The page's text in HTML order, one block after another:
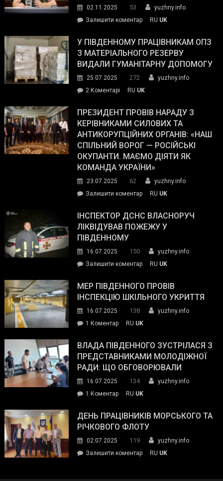
02.11.2025 53
yuzhny.info
Залишити коментарon
завойовує
симпатії
виборців
The
Street
Journal.
RU UK
У ПІВДЕННОМУ ПРАЦІВНИКАМ ОПЗ
З МАТЕРІАЛЬНОГО РЕЗЕРВУ
ВИДАЛИ ГУМАНІТАРНУ ДОПОМОГУ
25.07.2025 272
yuzhny.info
2 Коментарі
Південному
працівникам
ОПЗ
з
матеріального
резерву
гуманітарну
допомогу
RU UK
ПРЕЗИДЕНТ ПРОВІВ НАРАДУ З
КЕРІВНИКАМИ СИЛОВИХ ТА
АНТИКОРУПЦІЙНИХ ОРГАНІВ: «НАШ
СПІЛЬНИЙ ВОРОГ — РОСІЙСЬКІ
ОКУПАНТИ. МАЄМО ДІЯТИ ЯК
КОМАНДА УКРАЇНИ»
23.07.2025 62
yuzhny.info
Залишити коментарon
провів
нараду
силових
та
органів:
«Наш
спільний
окупанти.
Маємо
діяти
команда
RU UK
ІНСПЕКТОР ДСНС ВЛАСНОРУЧ
ЛІКВІДУВАВ ПОЖЕЖУ У
ПІВДЕННОМУ
16.07.2025 150
yuzhny.info
Залишити коментарon
ДСНС
власноруч
пожежу
у
RU UK
МЕР ПІВДЕННОГО ПРОВІВ
ІНСПЕКЦІЮ ШКІЛЬНОГО УКРИТТЯ
16.07.2025 138
yuzhny.info
1 Коментардо
Південного
провів
інспекцію
укриття
RU UK
ВЛАДА ПІВДЕННОГО ЗУСТРІЛАСЯ З
ПРЕДСТАВНИКАМИ МОЛОДІЖНОЇ
РАДИ: ЩО ОБГОВОРЮВАЛИ
16.07.2025 134
yuzhny.info
1 Коментардо
Південного
зустрілася
представниками
молодіжної
RU UK
ДЕНЬ ПРАЦІВНИКІВ МОРСЬКОГО ТА
РІЧКОВОГО ФЛОТУ
02.07.2025 119
yuzhny.info
Залишити коментарon
RU UK